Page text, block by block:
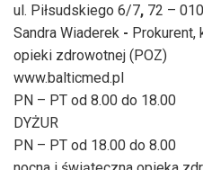
ul. Piłsudskiego 6/7, 72 –
Sandra Wiaderek - Prokurent,
opieki zdrowotnej (POZ)
www.balticmed.pl
PN – PT od 8.00 do 18.00
DYŻUR
PN – PT od 18.00 do 8.00